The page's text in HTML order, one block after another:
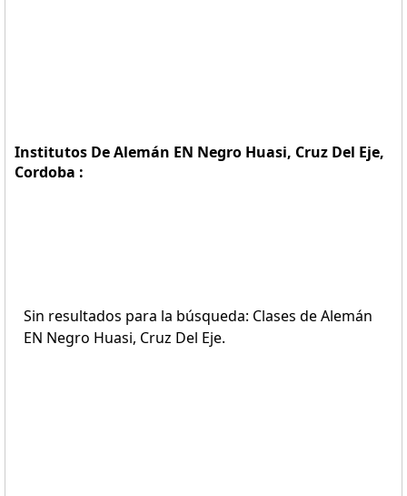
Institutos De Alemán EN Negro Huasi, Cruz Del Eje,
Cordoba :
Sin resultados para la búsqueda: Clases de Alemán
EN Negro Huasi, Cruz Del Eje.